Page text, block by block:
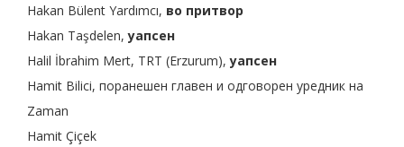
Hakan Bülent Yardımcı, во притвор
Hakan Taşdelen,уапсен
Halil İbrahim Mert, TRT (Erzurum),уапсен
Hamit Bilici, поранешен главен и одговорен уредник на
Zaman
Hamit Çiçek